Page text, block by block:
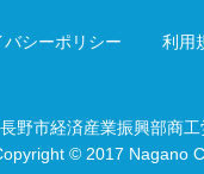
バシーポリシー 利用
野市経済産業振興部商工
© 2017 Nagano